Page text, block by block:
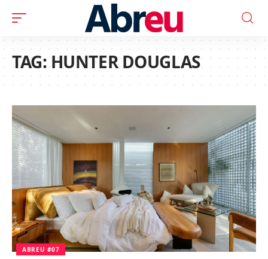
TAG:HUNTER DOUGLAS
ABREU #07